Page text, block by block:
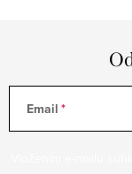
Email